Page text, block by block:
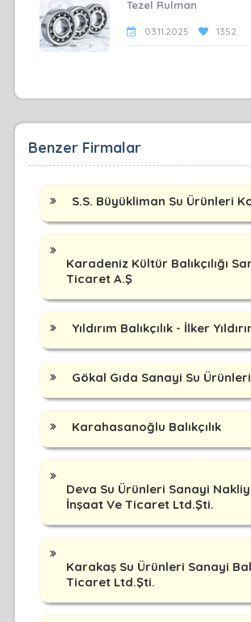
Tezel Rulman
03.11.2025 1352
Benzer Firmalar
S.S. Büyükliman Su Ürünleri
Karadeniz Kültür Balıkçılığı
Ticaret A.Ş
Yıldırım Balıkçılık - İlker
Gökal Gıda Sanayi Su Ürünleri
Karahasanoğlu Balıkçılık
Deva Su Ürünleri Sanayi
İnşaat Ve Ticaret Ltd.Şti.
Karakaş Su Ürünleri Sanayi
Ticaret Ltd.Şti.